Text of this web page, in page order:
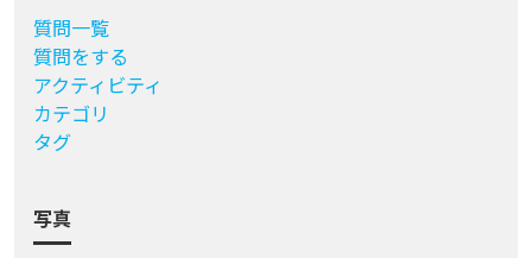
質問一覧
質問をする
アクティビティ
カテゴリ
タグ
写真